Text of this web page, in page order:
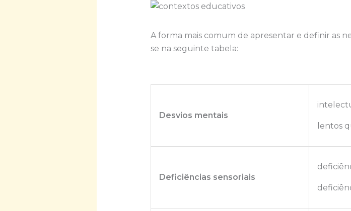
A forma mais comum de apresentar e definir as
se na seguinte tabela:
Desvios mentais
lentos
Deficiências sensoriais